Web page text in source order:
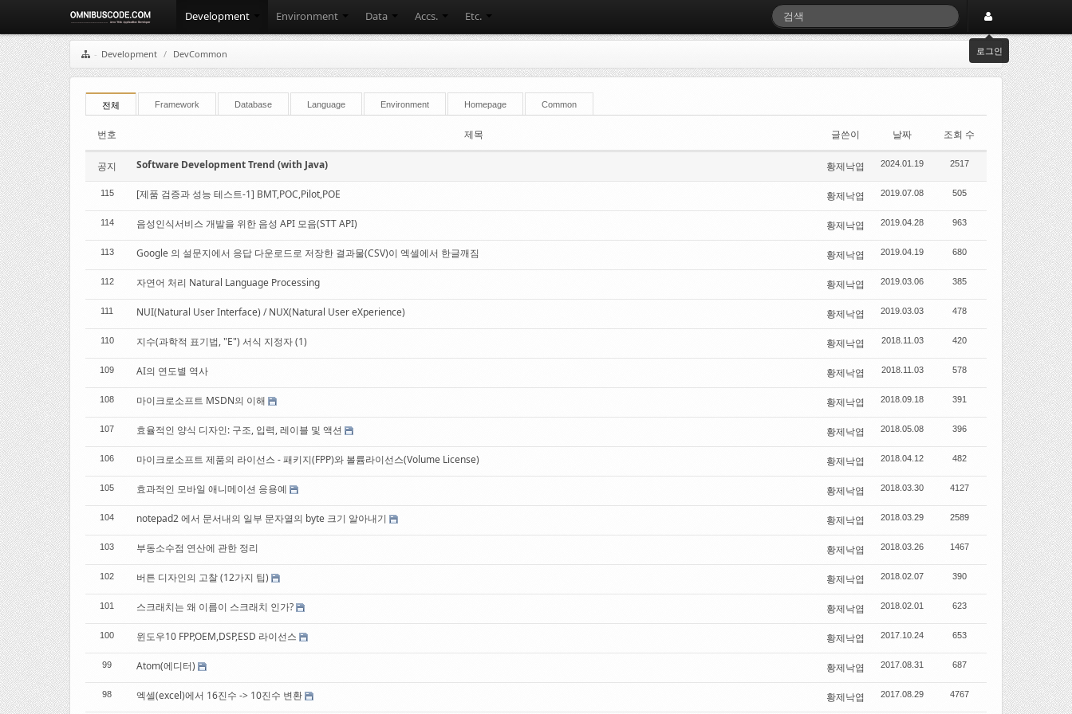
Development Environment Data Accs. Etc.
로그인
Development / DevCommon
전체 Framework Database Language Environment Homepage Common
번호 제목 글쓴이 날짜 조회 수
공지 Software Development Trend (with Java) 황제낙엽 2024.01.19 2517
115 [제품 검증과 성능 테스트-1] BMT,POC,Pilot,POE 황제낙엽 2019.07.08 505
114 음성인식서비스 개발을 위한 음성 API 모음(STT API) 황제낙엽 2019.04.28 963
113 Google 의 설문지에서 응답 다운로드로 저장한 결과물(CSV)이 엑셀에서 한글깨짐 황제낙엽 2019.04.19 680
112 자연어 처리 Natural Language Processing 황제낙엽 2019.03.06 385
111 NUI(Natural User Interface) / NUX(Natural User eXperience) 황제낙엽 2019.03.03 478
110 지수(과학적 표기법, "E") 서식 지정자 (1) 황제낙엽 2018.11.03 420
109 AI의 연도별 역사 황제낙엽 2018.11.03 578
108 마이크로소프트 MSDN의 이해 황제낙엽 2018.09.18 391
107 효율적인 양식 디자인: 구조, 입력, 레이블 및 액션 황제낙엽 2018.05.08 396
106 마이크로소프트 제품의 라이선스 - 패키지(FPP)와 볼륨라이선스(Volume License) 황제낙엽 2018.04.12 482
105 효과적인 모바일 애니메이션 응용예 황제낙엽 2018.03.30 4127
104 notepad2 에서 문서내의 일부 문자열의 byte 크기 알아내기 황제낙엽 2018.03.29 2589
103 부동소수점 연산에 관한 정리 황제낙엽 2018.03.26 1467
102 버튼 디자인의 고찰 (12가지 팁) 황제낙엽 2018.02.07 390
101 스크래치는 왜 이름이 스크래치 인가? 황제낙엽 2018.02.01 623
100 윈도우10 FPP,OEM,DSP,ESD 라이선스 황제낙엽 2017.10.24 653
99 Atom(에디터) 황제낙엽 2017.08.31 687
98 엑셀(excel)에서 16진수 -> 10진수 변환 황제낙엽 2017.08.29 4767